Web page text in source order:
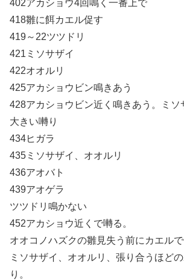
402アカショウ4回鳴く一番上で
418雛に餌カエル促す
419～22ツツドリ
421ミソサザイ
422オオルリ
425アカショウビン鳴きあう
428アカショウビン近く鳴きあう。ミソ
大きい囀り
434ヒガラ
435ミソサザイ、オオルリ
436アオバト
439アオゲラ
ツツドリ鳴かない
452アカショウ近くで囀る。
オオコノハズクの雛見失う前にカエル
ミソサザイ、オオルリ、張り合うほど
り。